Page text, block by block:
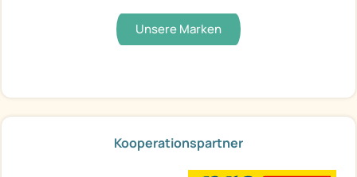
Unsere Marken
Kooperationspartner